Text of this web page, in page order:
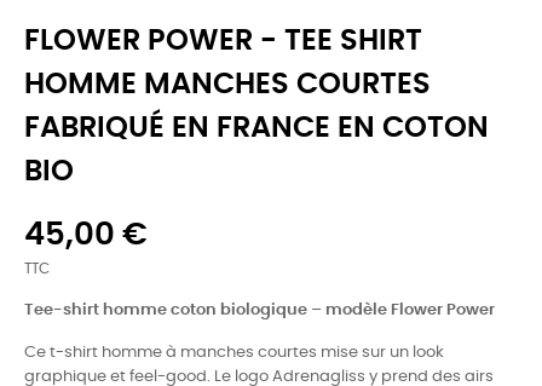
FLOWER POWER - TEE SHIRT
HOMME MANCHES COURTES
FABRIQUÉ EN FRANCE EN COTON
BIO
45,00 €
TTC
Tee-shirt homme coton biologique – modèle Flower Power
Ce t-shirt homme à manches courtes mise sur un look
graphique et feel-good. Le logo Adrenagliss y prend des airs